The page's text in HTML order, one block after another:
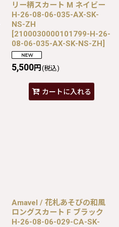
リー柄スカート M ネイビー
H-26-08-06-035-AX-SK-
NS-ZH
[2100030000101799-H-26-
08-06-035-AX-SK-NS-ZH]
5,500円 (税込)
カートに入れる
Amavel / 花札あそびの和風
ロングスカート F ブラック
H-26-08-06-029-CA-SK-